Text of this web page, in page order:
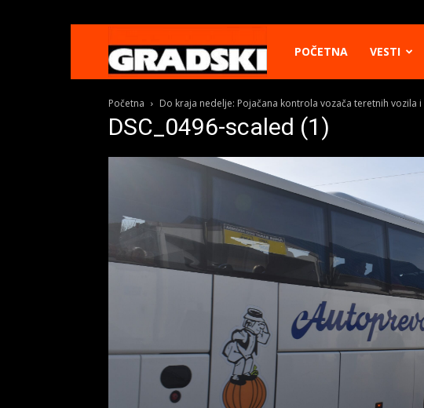
Gradski
Online
Kikinda
POČETNA VESTI
Početna Do kraja nedelje: Pojačana kontrola vozača teretnih vozila
DSC_0496-scaled (1)